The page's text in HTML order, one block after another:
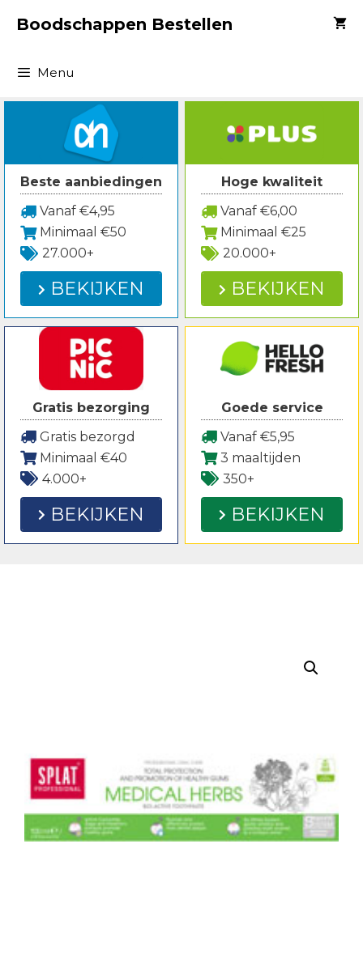
naarBoodschappen Bestellen
Menu
Beste aanbiedingen
Vanaf €4,95
Minimaal €50
27.000+
BEKIJKEN
Hoge kwaliteit
Vanaf €6,00
Minimaal €25
20.000+
BEKIJKEN
Gratis bezorging
Gratis bezorgd
Minimaal €40
4.000+
BEKIJKEN
Goede service
Vanaf €5,95
3 maaltijden
350+
BEKIJKEN